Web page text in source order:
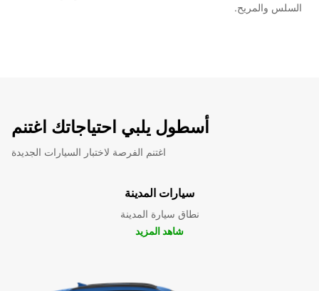
السلس والمريح.
أسطول يلبي احتياجاتك اغتنم
اغتنم الفرصة لاختبار السيارات الجديدة
سيارات المدينة
نطاق سيارة المدينة
شاهد المزيد